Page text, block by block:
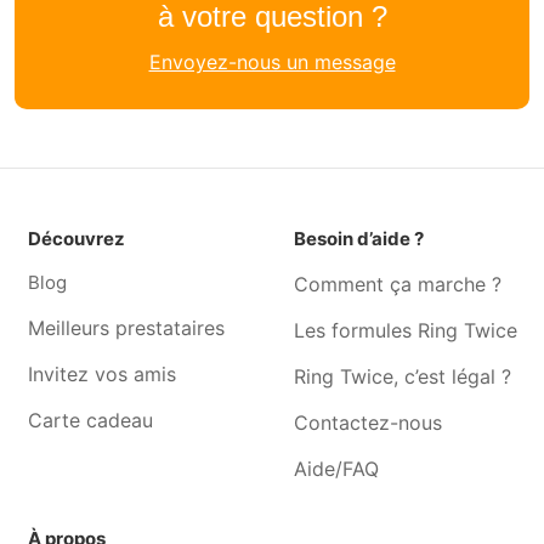
Traiteur Watermael-boitsfort
Traiteur Court-saint-etienne
Traiteur Auderghem
Traiteur Uccle
Traiteur Ophain
pierre
Traiteur Etterbeek
Traiteur Woluwe-saint-
à votre question ?
Envoyez-nous un message
Découvrez
Blog
Meilleurs prestataires
Invitez vos amis
Carte cadeau
Besoin d’aide ?
Comment ça marche ?
Les formules Ring Twice
Ring Twice, c’est légal ?
Contactez-nous
Aide/FAQ
À propos